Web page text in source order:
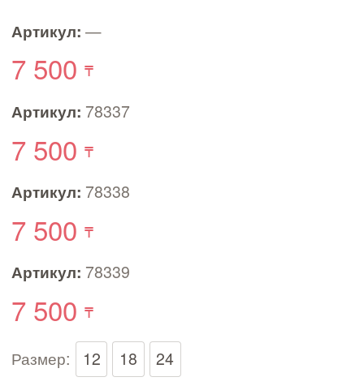
Артикул: —
7 500
Артикул: 78337
7 500
Артикул: 78338
7 500
Артикул: 78339
7 500
Размер: 12 18
24